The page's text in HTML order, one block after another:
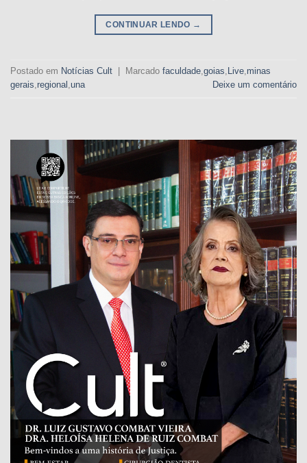
CONTINUAR LENDO →
Postado em Notícias Cult Marcado faculdade goias Live minas
gerais regional una Deixe um comentário